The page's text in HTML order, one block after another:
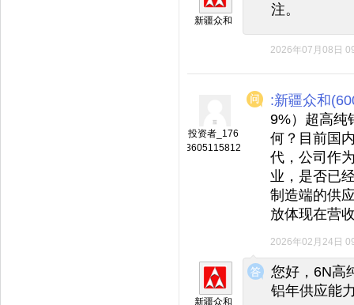
新疆众和
注。
2026年07月08日
投资者_176
3605115812
:新疆众和
9%）超高纯
何？目前国
代，公司作
业，是否已
制造端的供
放体现在营
2026年02月24日
◆
◆
新疆众和
您好，6N高
铝年供应能